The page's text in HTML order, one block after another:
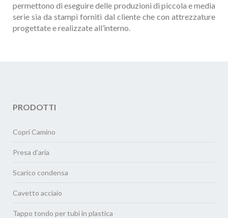
permettono di eseguire delle produzioni di piccola e media
serie sia da stampi forniti dal cliente che con attrezzature
progettate e realizzate all’interno.
PRODOTTI
Copri Camino
Presa d’aria
Scarico condensa
Cavetto acciaio
Tappo tondo per tubi in plastica